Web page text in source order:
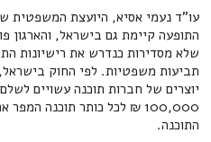
התופעה קיימת גם בישראל, והארגון
שלא מסדירות כנדרש את רישיונות
תביעות משפטיות. לפי החוק
יוצרים של חברות תוכנה עשויים
100,000 ₪ לכל כותר תוכנה
התוכנה.